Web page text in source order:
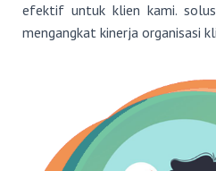
efektif untuk klien kami.
mengangkat kinerja organisasi